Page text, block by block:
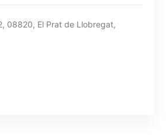
08820, El Prat de Llobregat,